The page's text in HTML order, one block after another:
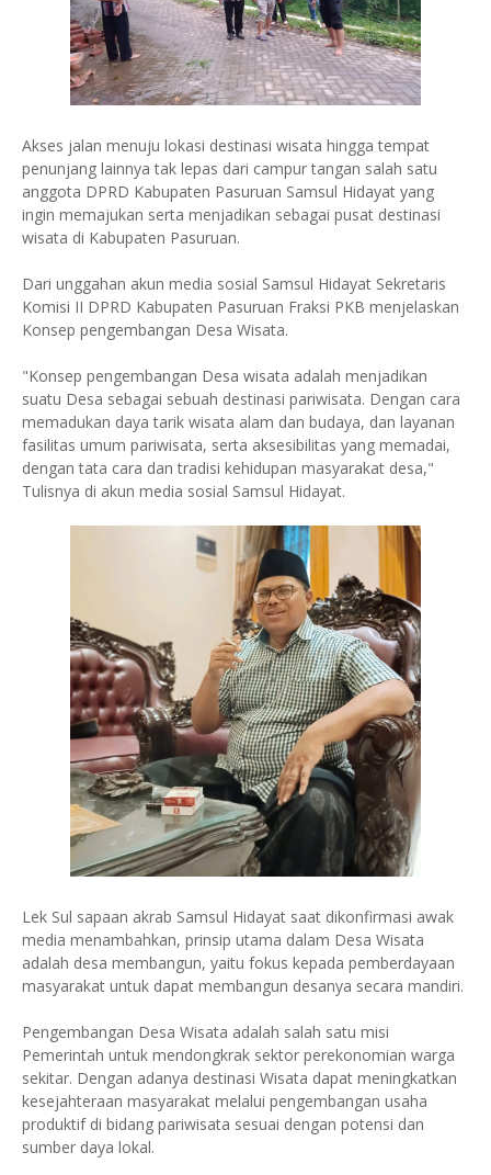
Akses jalan menuju lokasi destinasi wisata hingga tempat
penunjang lainnya tak lepas dari campur tangan salah satu
anggota DPRD Kabupaten Pasuruan Samsul Hidayat yang
ingin memajukan serta menjadikan sebagai pusat destinasi
wisata di Kabupaten Pasuruan.
Dari unggahan akun media sosial Samsul Hidayat Sekretaris
Komisi II DPRD Kabupaten Pasuruan Fraksi PKB menjelaskan
Konsep pengembangan Desa Wisata.
"Konsep pengembangan Desa wisata adalah menjadikan
suatu Desa sebagai sebuah destinasi pariwisata. Dengan cara
memadukan daya tarik wisata alam dan budaya, dan layanan
fasilitas umum pariwisata, serta aksesibilitas yang memadai,
dengan tata cara dan tradisi kehidupan masyarakat desa,"
Tulisnya di akun media sosial Samsul Hidayat.
Lek Sul sapaan akrab Samsul Hidayat saat dikonfirmasi awak
media menambahkan, prinsip utama dalam Desa Wisata
adalah desa membangun, yaitu fokus kepada pemberdayaan
masyarakat untuk dapat membangun desanya secara mandiri.
Pengembangan Desa Wisata adalah salah satu misi
Pemerintah untuk mendongkrak sektor perekonomian warga
sekitar. Dengan adanya destinasi Wisata dapat meningkatkan
kesejahteraan masyarakat melalui pengembangan usaha
produktif di bidang pariwisata sesuai dengan potensi dan
sumber daya lokal.